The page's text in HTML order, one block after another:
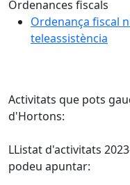
Ordenances fiscals
Ordenança fiscal
teleassistència
Activitats que pots
d'Hortons:
LListat d'activitats
podeu apuntar: